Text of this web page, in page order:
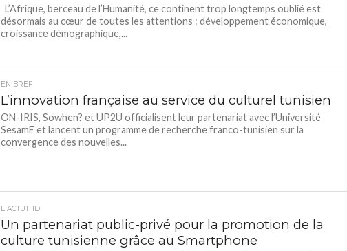
L’Afrique, berceau de l’Humanité, ce continent trop longtemps oublié est
désormais au cœur de toutes les attentions : développement économique,
croissance démographique,...
EN BREF
L’innovation française au service du culturel tunisien
ON-IRIS, Sowhen? et UP2U officialisent leur partenariat avec l’Université
SesamE et lancent un programme de recherche franco-tunisien sur la
convergence des nouvelles...
L'ACTUTHD
Un partenariat public-privé pour la promotion de la
culture tunisienne grâce au Smartphone